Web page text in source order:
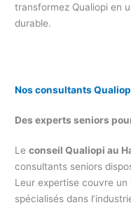
transformez Qualiopi en
durable.
Nos consultants
Des experts seniors
Leconseil Qualiopi au
consultants seniors
Leur expertise couvre un
spécialisés dans